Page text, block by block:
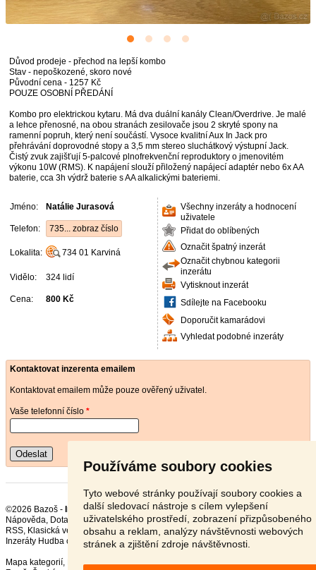
Používáme soubory cookies
Tyto webové stránky používají soubory cookies a
další sledovací nástroje s cílem vylepšení
uživatelského prostředí, zobrazení přizpůsobeného
obsahu a reklam, analýzy návštěvnosti webových
stránek a zjištění zdroje návštěvnosti.
Důvod prodeje - přechod na lepší kombo
Stav - nepoškozené, skoro nové
Původní cena - 1257 Kč
POUZE OSOBNÍ PŘEDÁNÍ
Kombo pro elektrickou kytaru. Má dva duální kanály Clean/Overdrive. Je malé
a lehce přenosné, na obou stranách zesilovače jsou 2 skryté spony na
ramenní popruh, který není součástí. Vysoce kvalitní Aux In Jack pro
přehrávání doprovodné stopy a 3,5 mm stereo sluchátkový výstupní Jack.
Čistý zvuk zajišťují 5-palcové plnofrekvenční reproduktory o jmenovitém
výkonu 10W (RMS). K napájení slouží přiložený napájecí adaptér nebo 6x AA
baterie, cca 3h výdrž baterie s AA alkalickými bateriemi.
Jméno: Natálie Jurasová
Telefon: 735... zobraz číslo
Lokalita: 734 01 Karviná
Vidělo: 324 lidí
Cena: 800 Kč
Všechny inzeráty a hodnocení
uživatele
Přidat do oblíbených
Označit špatný inzerát
Označit chybnou kategorii
inzerátu
Vytisknout inzerát
Sdílejte na Facebooku
Doporučit kamarádovi
Vyhledat podobné inzeráty
Kontaktovat inzerenta emailem
Kontaktovat emailem může pouze ověřený uživatel.
Vaše telefonní číslo *
Odeslat
©2026 Bazoš - Inzerce, Bazar Zvuková technika
Nápověda, Dotazy Hodnocení,Kontakt,Reklama,Podmínky Ochrana údajů,
RSS,
Inzeráty Hudba celkem:18712, za 24 hodin:551
Mapa kategorií,
Nejvyhledávanější výrazy